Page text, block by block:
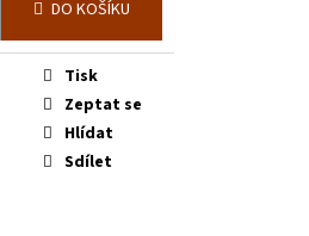
DO KOŠÍKU
Tisk
Zeptat se
Hlídat
Sdílet